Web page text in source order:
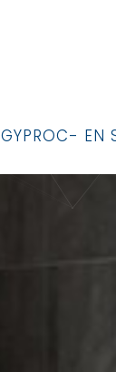
GYPROC- EN